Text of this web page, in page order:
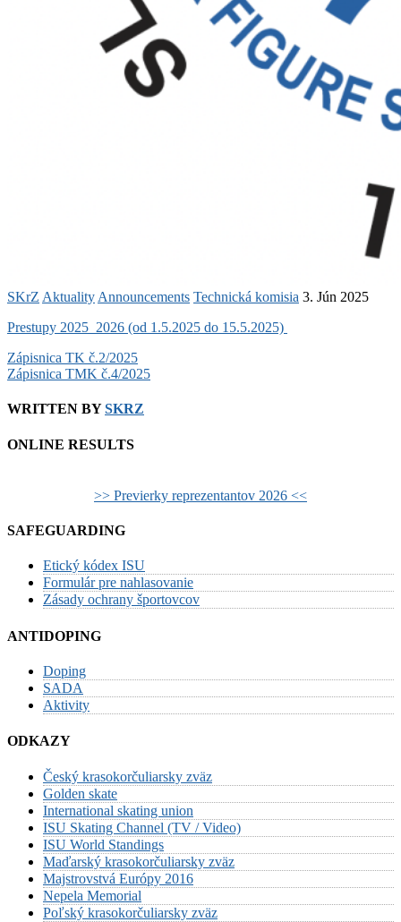
SKrZ Aktuality Announcements Technická komisia 3. Jún 2025
Prestupy 2025_2026 (od 1.5.2025 do 15.5.2025)
Post
navigation
Zápisnica TK č.2/2025
Zápisnica TMK č.4/2025
WRITTEN BYSKRZ
ONLINE RESULTS
>> Previerky reprezentantov 2026 <<
SAFEGUARDING
Etický kódex ISU
Formulár pre nahlasovanie
Zásady ochrany športovcov
ANTIDOPING
Doping
SADA
Aktivity
ODKAZY
Český krasokorčuliarsky zväz
Golden skate
International skating union
ISU Skating Channel (TV / Video)
ISU World Standings
Maďarský krasokorčuliarsky zväz
Majstrovstvá Európy 2016
Nepela Memorial
Poľský krasokorčuliarsky zväz